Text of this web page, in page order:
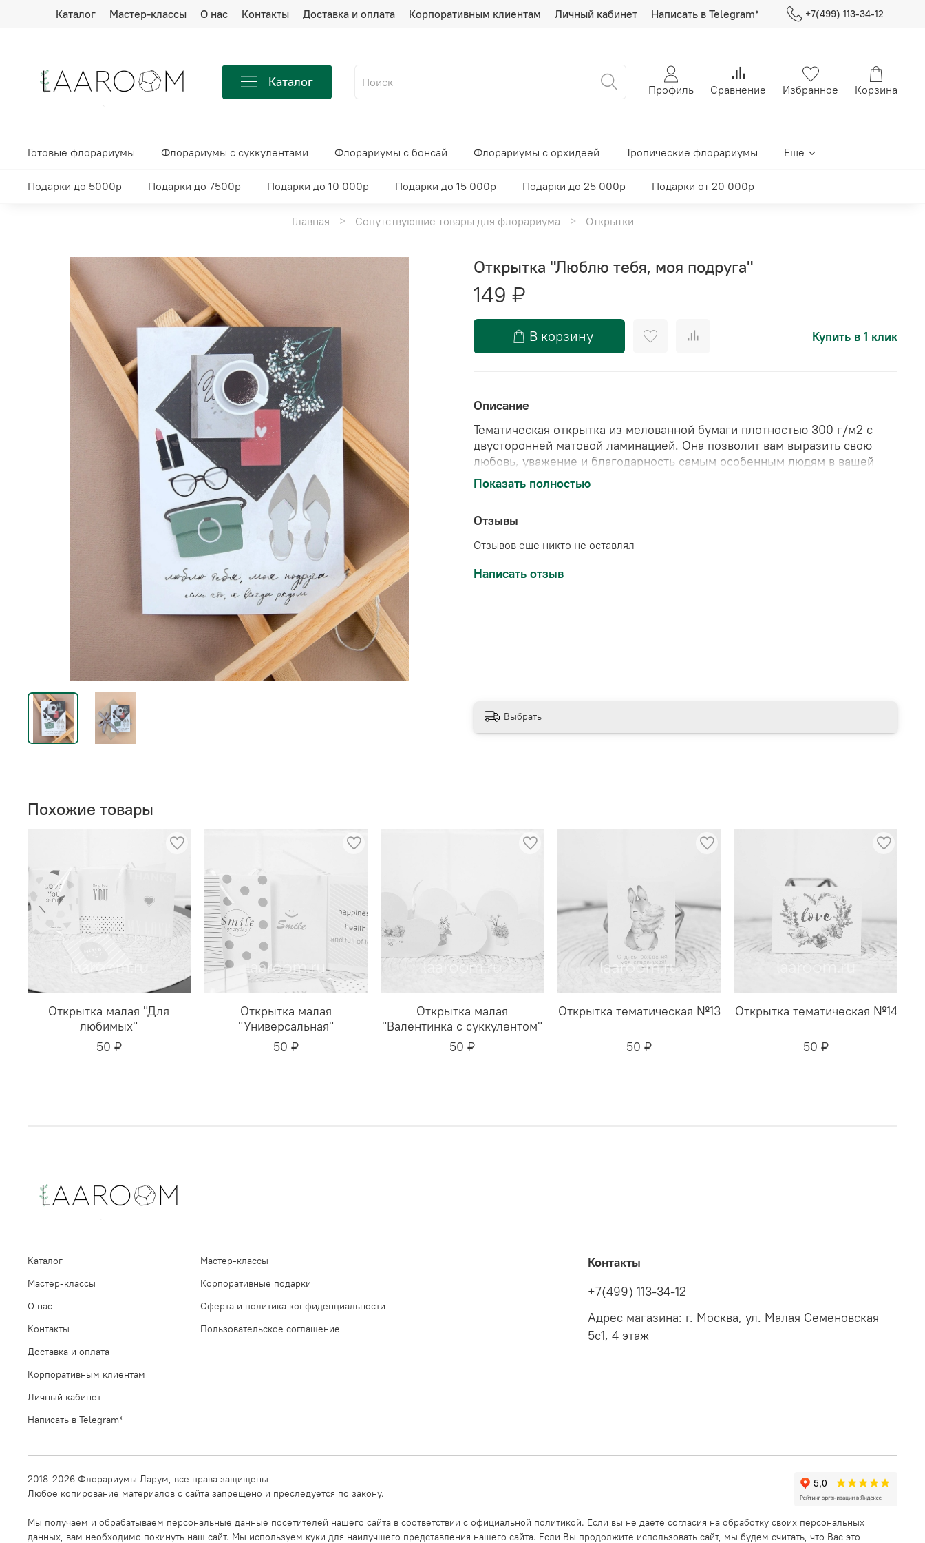
Каталог Мастер-классы О нас Контакты Доставка и оплата Корпоративным клиентам Личный кабинет Написать в Telegram* +7(499) 113-34-12
Каталог Профиль Сравнение Избранное Корзина
Готовые флорариумы Флорариумы с суккулентами Флорариумы с бонсай Флорариумы с орхидеей Тропические флорариумы Еще
Подарки до 5000р Подарки до 7500р Подарки до 10 000р Подарки до 15 000р Подарки до 25 000р Подарки от 20 000р
Главная Сопутствующие товары для флорариума Открытки
Открытка "Люблю тебя, моя подруга"
149 ₽
В корзину Купить в 1 клик
Описание
Тематическая открытка из мелованной бумаги плотностью 300 г/м2 с
двусторонней матовой ламинацией. Она позволит вам выразить свою
любовь, уважение и благодарность самым особенным людям в вашей
жизни.
Показать полностью
Отзывы
Отзывов еще никто не оставлял
Написать отзыв
Выбрать
Похожие товары
Открытка малая "Для
любимых"
50 ₽
Открытка малая
"Универсальная"
50 ₽
Открытка малая
"Валентинка с суккулентом"
50 ₽
Открытка тематическая №13
50 ₽
Открытка тематическая №14
50 ₽
Каталог
Мастер-классы
О нас
Контакты
Доставка и оплата
Корпоративным клиентам
Личный кабинет
Написать в Telegram*
Мастер-классы
Корпоративные подарки
Оферта и политика конфиденциальности
Пользовательское соглашение
Контакты
+7(499) 113-34-12
Адрес магазина: г. Москва, ул. Малая Семеновская
5с1, 4 этаж
2018-2026 Флорариумы Ларум, все права защищены
Любое копирование материалов с сайта запрещено и преследуется по закону.
Мы получаем и обрабатываем персональные данные посетителей нашего сайта в соответствии с официальной политикой. Если вы не даете согласия на обработку своих персональных
данных, вам необходимо покинуть наш сайт. Мы используем куки для наилучшего представления нашего сайта. Если Вы продолжите использовать сайт, мы будем считать, что Вас это